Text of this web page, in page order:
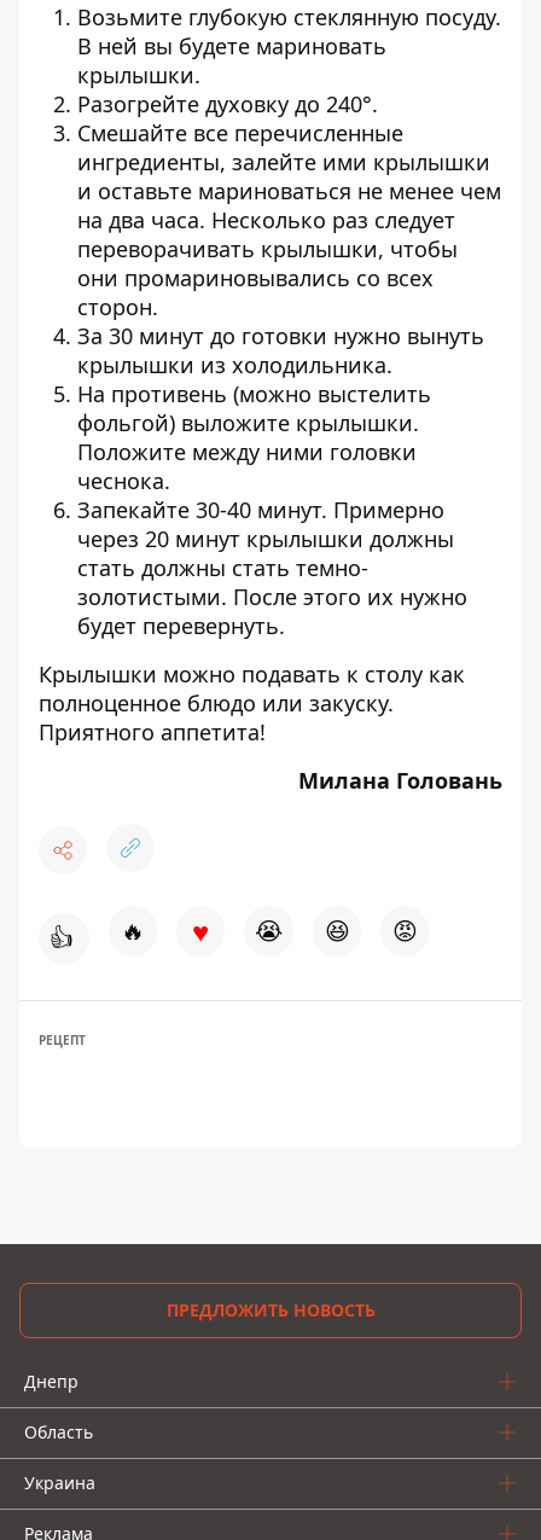
Возьмите глубокую стеклянную посуду.
В ней вы будете мариновать
крылышки.
Разогрейте духовку до 240°.
Смешайте все перечисленные
ингредиенты, залейте ими крылышки
и оставьте мариноваться не менее чем
на два часа. Несколько раз следует
переворачивать крылышки, чтобы
они промариновывались со всех
сторон.
За 30 минут до готовки нужно вынуть
крылышки из холодильника.
На противень (можно выстелить
фольгой) выложите крылышки.
Положите между ними головки
чеснока.
Запекайте 30-40 минут. Примерно
через 20 минут крылышки должны
стать должны стать темно-
золотистыми. После этого их нужно
будет перевернуть.
Крылышки можно подавать к столу как
полноценное блюдо или закуску.
Приятного аппетита!
Милана Головань
👍 🔥 ♥ 😭 😆 😡
РЕЦЕПТ
ПРЕДЛОЖИТЬ НОВОСТЬ
Днепр
Область
Украина
Реклама